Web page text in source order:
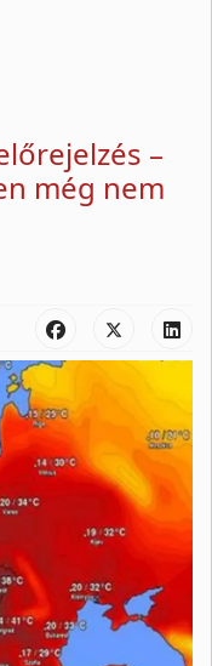
–
még nem